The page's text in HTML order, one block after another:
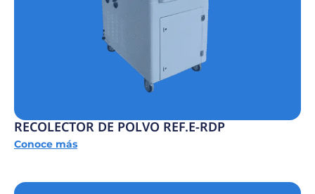
RECOLECTOR DE POLVO REF.E-RDP
Conoce más